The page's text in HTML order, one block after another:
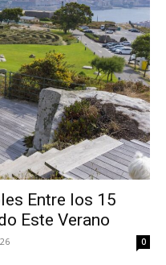
Entre los 15
Este Verano
0